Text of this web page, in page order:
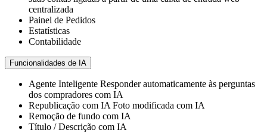
centralizada
Painel de Pedidos
Estatísticas
Contabilidade
Funcionalidades de IA
Agente Inteligente Responder automaticamente às perguntas
dos compradores com IA
Republicação com IA Foto modificada com IA
Remoção de fundo com IA
Título / Descrição com IA